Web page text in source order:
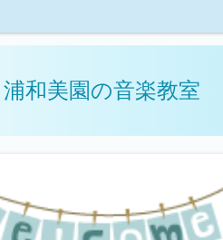
和美園の音楽教室